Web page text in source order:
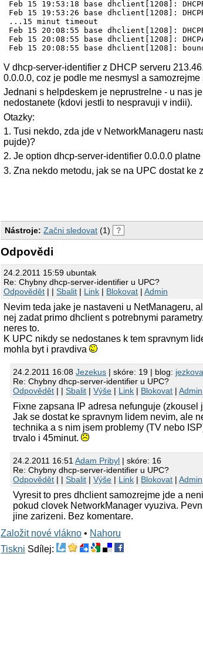
Feb 15 19:53:18 base dhclient[1208]:
Feb 15 19:53:26 base dhclient[1208]:
...15 minut timeout
Feb 15 20:08:55 base dhclient[1208]:
Feb 15 20:08:55 base dhclient[1208]:
V dhcp-server-identifier z DHCP serveru
0.0.0.0, coz je podle me nesmysl a
Jednani s helpdeskem je neprustrelne - u nas
nedostanete (kdovi jestli to nespravuji v indii).
Otazky:
1. Tusi nekdo, zda jde v NetworkManageru
pujde)?
2. Je option dhcp-server-identifier 0.0.0.0
3. Zna nekdo metodu, jak se na UPC dostat ke
Nástroje: Začni sledovat (1) ?
Odpovědi
24.2.2011 15:59 ubuntak
Re: Chybny dhcp-server-identifier u UPC?
Odpovědět | |Sbalit | Link | Blokovat |Admin
Nevim teda jake je nastaveni u NetManageru,
nej zadat primo dhclient s potrebnymi
neres to.
K UPC nikdy se nedostanes k tem spravnym
mohla byt i pravdiva
24.2.2011 16:08Jezekus | skóre: 19 | blog:
Re: Chybny dhcp-server-identifier u UPC?
Odpovědět | |Sbalit |Výše | Link | Blokovat |Admin
Fixne zapsana IP adresa nefunguje (zkousel
Jak se dostat ke spravnym lidem nevim, ale
technika a s nim jsem problemy (TV nebo
trvalo i 45minut.
24.2.2011 16:51Adam Pribyl | skóre: 16
Re: Chybny dhcp-server-identifier u UPC?
Odpovědět | |Sbalit |Výše | Link | Blokovat |Admin
Vyresit to pres dhclient samozrejme jde a
pokud clovek NetworkManager vyuziva.
jine zarizeni. Bez komentare.
Založit nové vlákno • Nahoru
Tiskni Sdílej: